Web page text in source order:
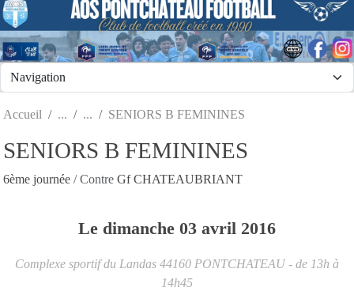
Accueil SENIORS B FEMININES
SENIORS B FEMININES
6ème journée / Contre Gf CHATEAUBRIANT
Le dimanche 03 avril 2016
Complexe sportif du Landas 44160 PONTCHATEAU - de 13h à
14h45
Panneau de gestion des cookies